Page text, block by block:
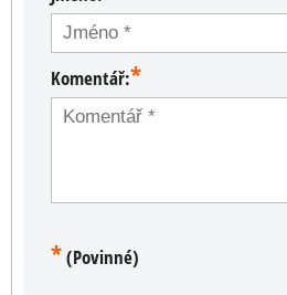
Komentář:*
*(Povinné)